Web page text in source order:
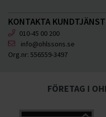
KONTAKTA KUNDTJÄNST
010-45 00 200
info@ohlssons.se
Org.nr: 556559-3497
FÖRETAG I